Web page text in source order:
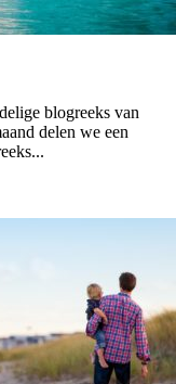
blogreeks van
delen we een